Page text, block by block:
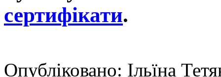
сертифікати.
Опубліковано: Ільїна